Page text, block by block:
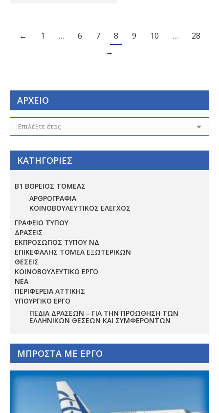
← 1 … 6 7 8 9 10 …
28
→
ΑΡΧΕΙΟ
ΑΡΧΕΙΟ
ΚΑΤΗΓΟΡΙΕΣ
Β1 ΒΟΡΕΙΟΣ ΤΟΜΕΑΣ
ΑΡΘΡΟΓΡΑΦΙΑ
ΚΟΙΝΟΒΟΥΛΕΥΤΙΚΟΣ ΕΛΕΓΧΟΣ
ΓΡΑΦΕΙΟ ΤΥΠΟΥ
ΔΡΑΣΕΙΣ
ΕΚΠΡΟΣΩΠΟΣ ΤΥΠΟΥ ΝΔ
ΕΠΙΚΕΦΑΛΗΣ ΤΟΜΕΑ ΕΞΩΤΕΡΙΚΩΝ
ΘΕΣΕΙΣ
ΚΟΙΝΟΒΟΥΛΕΥΤΙΚΟ ΕΡΓΟ
ΝΕΑ
ΠΕΡΙΦΕΡΕΙΑ ΑΤΤΙΚΗΣ
ΥΠΟΥΡΓΙΚΟ ΕΡΓΟ
ΠΕΔΊΑ ΔΡΆΣΕΩΝ – ΓΙΑ ΤΗΝ ΠΡΟΏΘΗΣΗ ΤΩΝ
ΕΛΛΗΝΙΚΏΝ ΘΈΣΕΩΝ ΚΑΙ ΣΥΜΦΕΡΌΝΤΩΝ
ΜΠΡΟΣΤΑ ΜΕ ΕΡΓΟ